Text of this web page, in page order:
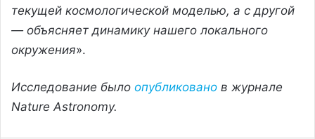
текущей космологической моделью, а с другой
— объясняет динамику нашего локального
окружения».
Исследование было опубликовано в журнале
Nature Astronomy.